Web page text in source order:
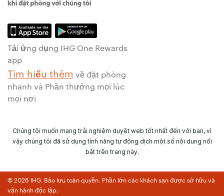
Tải ứng dụng IHG One Rewards
app
Tìm hiểu thêm về đặt phòng
nhanh và Phần thưởng mọi lúc
mọi nơi
Chúng tôi muốn mang trải nghiệm duyệt web tốt nhất đến với bạn, vì
vậy chúng tôi đã sử dụng tính năng tự động dịch một số nội dung nổi
bật trên trang này.
© 2026 IHG. Bảo lưu toàn quyền. Phần lớn các khách sạn được sở hữu và
vận hành độc lập.